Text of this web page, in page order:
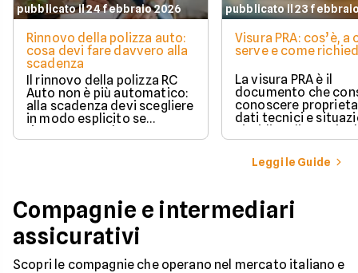
pubblicato il 24 febbraio 2026
Rinnovo della polizza auto:
cosa devi fare davvero alla
scadenza
Il rinnovo della polizza RC
Auto non è più automatico:
alla scadenza devi scegliere
in modo esplicito se
rinnovare con la stessa
compagnia o stipulare un
pubblicato il 23
Visura PRA: cos’è, a
serve e come
La visura PRA è il
documento che
conoscere
dati tecnici e
giuridica di un
iscritto al Pubblico
Automobilistico.
Leggi le Guide
Compagnie e intermediari
assicurativi
Scopri le compagnie che operano nel mercato italiano e